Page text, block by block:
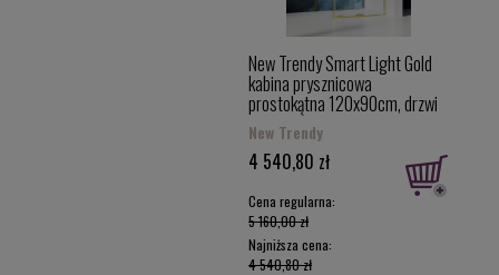
New Trendy Smart Light Gold
kabina prysznicowa
prostokątna 120x90cm, drzwi
przesuwne kolor złoty połysk
(Light Gold) EXK-6703
New Trendy
4 540,80 zł
Cena regularna:
5 160,00 zł
Najniższa cena:
4 540,80 zł